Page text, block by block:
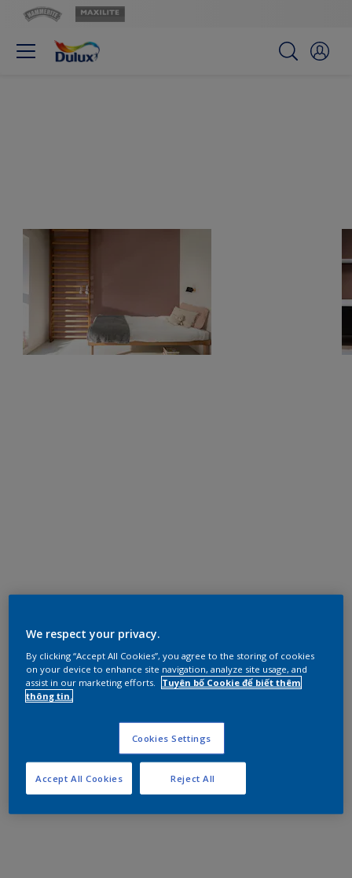
We respect your privacy.
By clicking “Accept All Cookies”, you agree to the storing of cookies
on your device to enhance site navigation, analyze site usage, and
assist in our marketing efforts.
Tuyên bố Cookie để biết thêm
thông tin.
Cookies Settings
Reject All
Accept All Cookies